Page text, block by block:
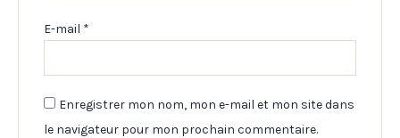
E-mail *
Enregistrer mon nom, mon e-mail et mon site dans
le navigateur pour mon prochain commentaire.